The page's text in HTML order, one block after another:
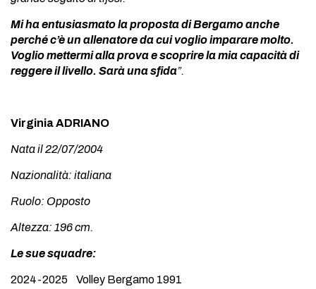
Mi ha entusiasmato la proposta di Bergamo anche
perché c’è un allenatore da cui voglio imparare molto.
Voglio mettermi alla prova e scoprire la mia capacità di
reggere il livello. Sarà una sfida”.
Virginia ADRIANO
Nata il 22/07/2004
Nazionalità: italiana
Ruolo: Opposto
Altezza: 196 cm.
Le sue squadre:
2024-2025 Volley Bergamo 1991